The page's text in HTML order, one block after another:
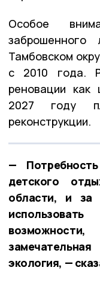
Особое
Тамбовском
с 2010 года.
реновации как
2027 году
реконструкции.
—
детского
области, и
экология, —